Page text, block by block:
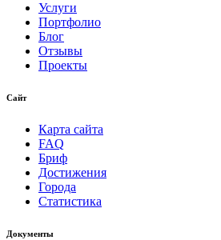
Услуги
Портфолио
Блог
Отзывы
Проекты
Сайт
Карта сайта
FAQ
Бриф
Достижения
Города
Статистика
Документы